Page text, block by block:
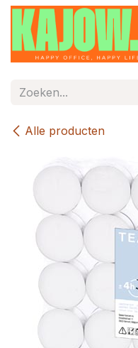
Overslaan naar inhoud
Alle producten